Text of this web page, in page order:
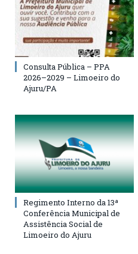
Consulta Pública – PPA
2026–2029 – Limoeiro do
Ajuru/PA
Regimento Interno da 13ª
Conferência Municipal de
Assistência Social de
Limoeiro do Ajuru